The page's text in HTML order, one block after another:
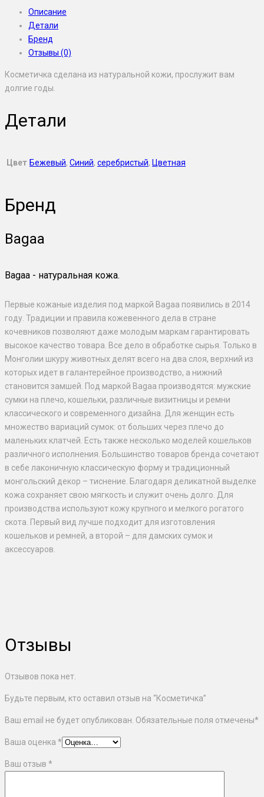
Описание
Детали
Бренд
Отзывы (0)
Косметичка сделана из натуральной кожи, прослужит вам
долгие годы.
Детали
Цвет Бежевый, Синий, серебристый, Цветная
Бренд
Bagaa
Bagaa - натуральная кожа.
Первые кожаные изделия под маркой Bagaa появились в 2014
году. Традиции и правила кожевенного дела в стране
кочевников позволяют даже молодым маркам гарантировать
высокое качество товара. Все дело в обработке сырья. Только в
Монголии шкуру животных делят всего на два слоя, верхний из
которых идет в галантерейное производство, а нижний
становится замшей. Под маркой Bagaa производятся: мужские
сумки на плечо, кошельки, различные визитницы и ремни
классического и современного дизайна. Для женщин есть
множество вариаций сумок: от больших через плечо до
маленьких клатчей. Есть также несколько моделей кошельков
различного исполнения. Большинство товаров бренда сочетают
в себе лаконичную классическую форму и традиционный
монгольский декор – тиснение. Благодаря деликатной выделке
кожа сохраняет свою мягкость и служит очень долго. Для
производства используют кожу крупного и мелкого рогатого
скота. Первый вид лучше подходит для изготовления
кошельков и ремней, а второй – для дамских сумок и
аксессуаров.
Отзывы
Отзывов пока нет.
Будьте первым, кто оставил отзыв на “Косметичка”
Ваш email не будет опубликован. Обязательные поля отмечены*
Ваша оценка *
Ваш отзыв *